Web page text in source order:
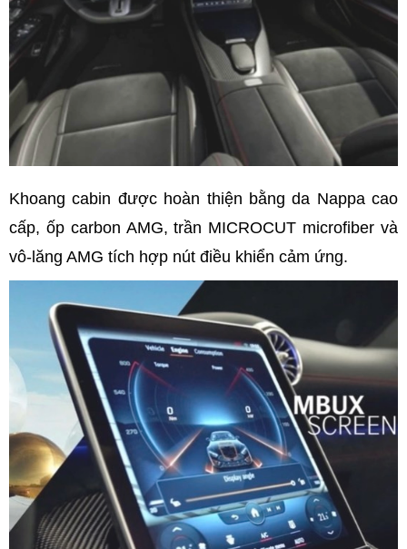
Khoang cabin được hoàn thiện bằng da Nappa cao
cấp, ốp carbon AMG, trần MICROCUT microfiber và
vô-lăng AMG tích hợp nút điều khiển cảm ứng.